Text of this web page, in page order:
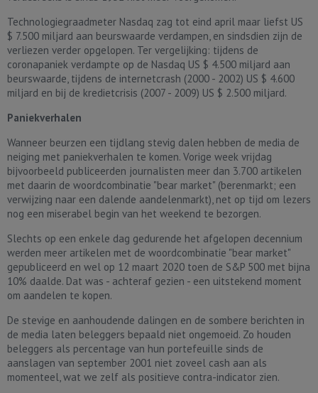
Technologiegraadmeter Nasdaq zag tot eind april maar liefst US
$ 7.500 miljard aan beurswaarde verdampen, en sindsdien zijn de
verliezen verder opgelopen. Ter vergelijking: tijdens de
coronapaniek verdampte op de Nasdaq US $ 4.500 miljard aan
beurswaarde, tijdens de internetcrash (2000 - 2002) US $ 4.600
miljard en bij de kredietcrisis (2007 - 2009) US $ 2.500 miljard.
Paniekverhalen
Wanneer beurzen een tijdlang stevig dalen hebben de media de
neiging met paniekverhalen te komen. Vorige week vrijdag
bijvoorbeeld publiceerden journalisten meer dan 3.700 artikelen
met daarin de woordcombinatie "bear market" (berenmarkt; een
verwijzing naar een dalende aandelenmarkt), net op tijd om lezers
nog een miserabel begin van het weekend te bezorgen.
Slechts op een enkele dag gedurende het afgelopen decennium
werden meer artikelen met de woordcombinatie "bear market"
gepubliceerd en wel op 12 maart 2020 toen de S&P 500 met bijna
10% daalde. Dat was - achteraf gezien - een uitstekend moment
om aandelen te kopen.
De stevige en aanhoudende dalingen en de sombere berichten in
de media laten beleggers bepaald niet ongemoeid. Zo houden
beleggers als percentage van hun portefeuille sinds de
aanslagen van september 2001 niet zoveel cash aan als
momenteel, wat we zelf als positieve contra-indicator zien.